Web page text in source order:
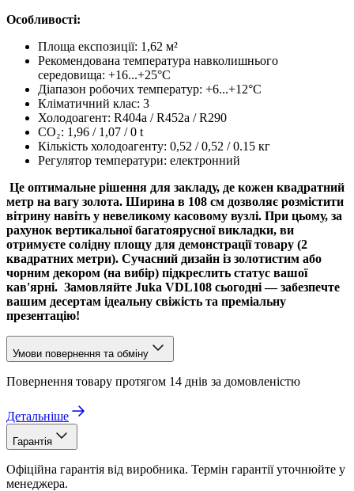
Особливості:
Площа експозиції: 1,62 м²
Рекомендована температура навколишнього
середовища: +16...+25°C
Діапазон робочих температур: +6...+12°C
Кліматичний клас: 3
Холодоагент: R404a / R452a / R290
CO₂: 1,96 / 1,07 / 0 t
Кількість холодоагенту: 0,52 / 0,52 / 0.15 кг
Регулятор температури: електронний
Це оптимальне рішення для закладу, де кожен квадратний
метр на вагу золота. Ширина в 108 см дозволяє розмістити
вітрину навіть у невеликому касовому вузлі. При цьому, за
рахунок вертикальної багатоярусної викладки, ви
отримуєте солідну площу для демонстрації товару (2
квадратних метри). Сучасний дизайн із золотистим або
чорним декором (на вибір) підкреслить статус вашої
кав'ярні. Замовляйте Juka VDL108 сьогодні — забезпечте
вашим десертам ідеальну свіжість та преміальну
презентацію!
Умови повернення та обміну
Повернення товару протягом 14 днів за домовленістю
Детальніше
Гарантія
Офіційна гарантія від виробника. Термін гарантії уточнюйте у
менеджера.